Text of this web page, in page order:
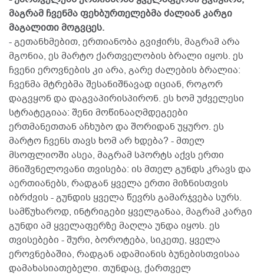
მაგრამ ჩვენმა ფეხბურთელებმა ძალიან კარგი
მაგალითი მოგვცეს.
- გეთანხმებით, ერთიანობა გვიჭირს, მაგრამ არა
მგონია, ეს მარტო ქართველობის ბრალი იყოს. ეს
ჩვენი ეროვნების კი არა, გარე ძალების ბრალია:
ჩვენმა მტრებმა შესანიშნავად იციან, როგორ
დაგვყონ და დაგვაპირისპირონ. ეს ხომ უძველესი
სტრატეგიაა: შენი მოწინააღმდეგეები
ერთმანეთთან აჩხუბო და შორიდან უყურო. ეს
მარტო ჩვენს თავს ხომ არ ხდება? - მთელ
მსოფლიოში ასეა, მაგრამ სპორტს აქვს ერთი
მნიშვნელოვანი თვისება: ის მთელ გუნდს კრავს და
აერთიანებს, რადგან ყველა ერთი მიზნისთვის
იბრძვის - გუნდის ყველა წევრს გამარჯვება სურს.
სამწუხაროდ, ინტრიგები ყველგანაა, მაგრამ კარგი
გუნდი ამ ყველაფერზე მაღლა უნდა იყოს. ეს
თვისებები - შური, ბოროტება, სიკეთე, ყველა
ეროვნებაშია, რადგან ადამიანის ბუნებისთვისაა
დამახასიათებელი. თუნდაც, ქართველ